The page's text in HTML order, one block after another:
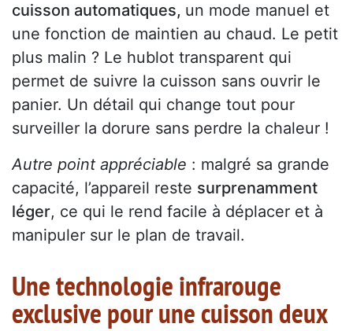
cuisson automatiques, un mode manuel et
une fonction de maintien au chaud. Le petit
plus malin ? Le hublot transparent qui
permet de suivre la cuisson sans ouvrir le
panier. Un détail qui change tout pour
surveiller la dorure sans perdre la chaleur !
Autre point appréciable : malgré sa grande
capacité, l’appareil reste surprenamment
léger, ce qui le rend facile à déplacer et à
manipuler sur le plan de travail.
Une technologie infrarouge
exclusive pour une cuisson deux